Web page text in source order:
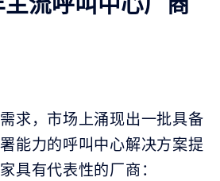
求，市场上涌现出一批具备
能力的呼叫中心解决方案提
具有代表性的厂商：